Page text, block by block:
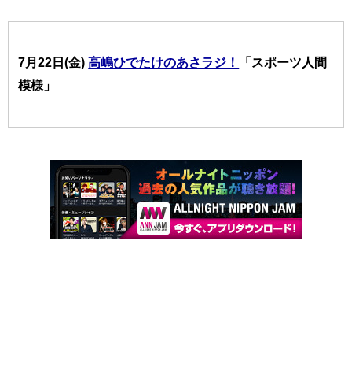
7月22日(金)高嶋ひでたけのあさラジ！
「スポーツ人間
模様」